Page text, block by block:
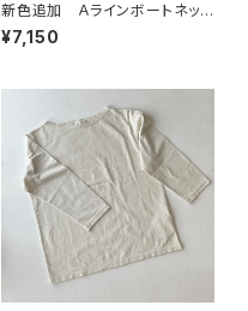
新色追加 Ａラインボートネック
プルオーバー【43161】
¥7,150